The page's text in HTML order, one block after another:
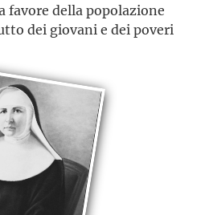
favore della popolazione
dei giovani e dei poveri